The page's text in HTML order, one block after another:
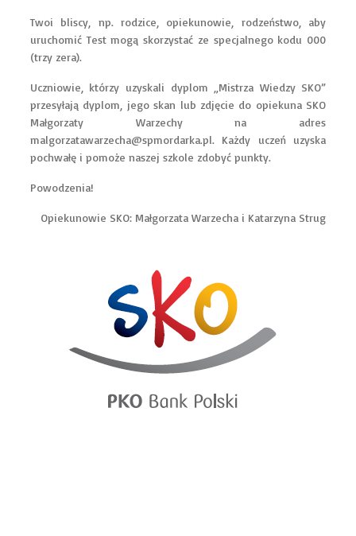
Twoi bliscy, np. rodzice, opiekunowie, rodzeństwo, aby
uruchomić Test mogą skorzystać ze specjalnego kodu 000
(trzy zera).
Uczniowie, którzy uzyskali dyplom „Mistrza Wiedzy SKO”
przesyłają dyplom, jego skan lub zdjęcie do opiekuna SKO
Małgorzaty Warzechy na adres
malgorzatawarzecha@spmordarka.pl. Każdy uczeń uzyska
pochwałę i pomoże naszej szkole zdobyć punkty.
Powodzenia!
Opiekunowie SKO: Małgorzata Warzecha i Katarzyna Strug